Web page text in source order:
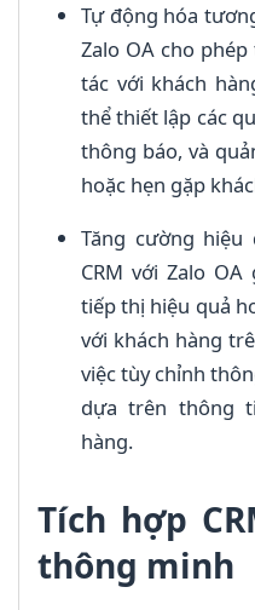
Tự động hóa
Zalo OA cho
tác với khách
thể thiết lập các
thông báo, và
hoặc hẹn gặp
Tăng cường
CRM với Zalo
tiếp thị hiệu quả
với khách hàng
việc tùy chỉnh
dựa trên thông
hàng.
Tích hợp
thông minh